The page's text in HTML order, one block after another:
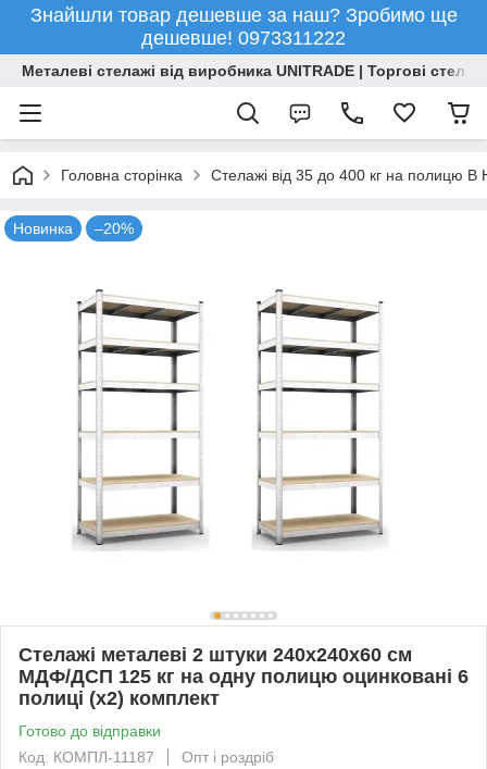
Знайшли товар дешевше за наш? Зробимо ще
дешевше! 0973311222
Металеві стелажі від виробника UNITRADE | Торгові
Головна сторінка Стелажі від 35 до 400 кг на полицю
Новинка –20%
Стелажі металеві 2 штуки 240х240х60 см
МДФ/ДСП 125 кг на одну полицю оцинковані 6
полиці (х2) комплект
Готово до відправки
Код: КОМПЛ-11187
Опт і роздріб